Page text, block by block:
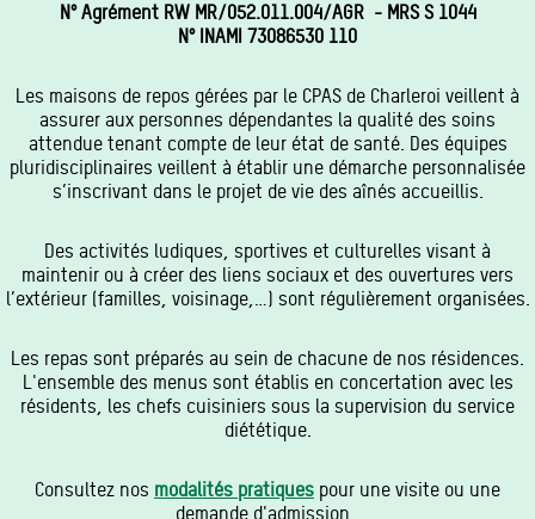
N° Agrément RW MR/052.011.004/AGR - MRS S 1044
N° INAMI 73086530 110
Les maisons de repos gérées par le CPAS de Charleroi veillent à
assurer aux personnes dépendantes la qualité des soins
attendue tenant compte de leur état de santé. Des équipes
pluridisciplinaires veillent à établir une démarche personnalisée
s’inscrivant dans le projet de vie des aînés accueillis.
Des activités ludiques, sportives et culturelles visant à
maintenir ou à créer des liens sociaux et des ouvertures vers
l’extérieur (familles, voisinage,…) sont régulièrement organisées.
Les repas sont préparés au sein de chacune de nos résidences.
L'ensemble des menus sont établis en concertation avec les
résidents, les chefs cuisiniers sous la supervision du service
diététique.
Consultez nos modalités pratiques pour une visite ou une
demande d'admission.